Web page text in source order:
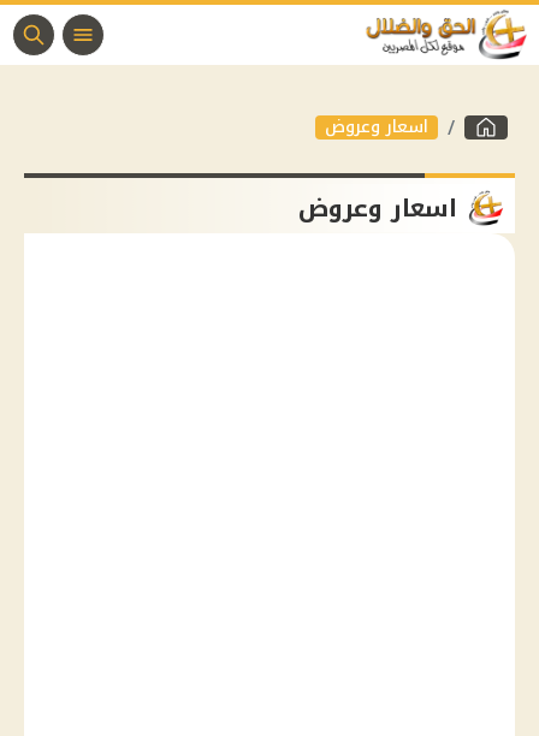
اسعار وعروض
اسعار وعروض